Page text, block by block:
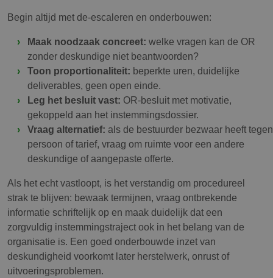
Begin altijd met de-escaleren en onderbouwen:
Maak noodzaak concreet: welke vragen kan de OR
zonder deskundige niet beantwoorden?
Toon proportionaliteit: beperkte uren, duidelijke
deliverables, geen open einde.
Leg het besluit vast: OR-besluit met motivatie,
gekoppeld aan het instemmingsdossier.
Vraag alternatief: als de bestuurder bezwaar heeft tegen
persoon of tarief, vraag om ruimte voor een andere
deskundige of aangepaste offerte.
Als het echt vastloopt, is het verstandig om procedureel
strak te blijven: bewaak termijnen, vraag ontbrekende
informatie schriftelijk op en maak duidelijk dat een
zorgvuldig instemmingstraject ook in het belang van de
organisatie is. Een goed onderbouwde inzet van
deskundigheid voorkomt later herstelwerk, onrust of
uitvoeringsproblemen.